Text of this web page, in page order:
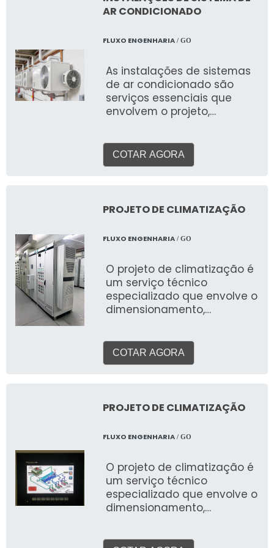
garantir condições ideais
equipamentos sensíveis, a
de ar condicionado são
cruciais para a eficiência,
saúde e produtividade.
AR CONDICIONADO
FLUXO ENGENHARIA/ GO
As instalações de sistemas
de ar condicionado são
serviços essenciais que
envolvem o projeto,
equipamentos e
infraestrutura para
nacional. O objetivo é
térmico, qualidade do ar
interior (QAI) e eficiência
às necessidades
específicas de cada local e
às rigorosas normas
técnicas e ambientais do
COTAR AGORA
PROJETO DE CLIMATIZAÇÃO
FLUXO ENGENHARIA/ GO
O projeto de climatização é
um serviço técnico
especializado que envolve o
dimensionamento,
para sistemas de
aquecimento, ventilação e
conforto térmico, a
qualidade do ar interior e a
eficiência energética do
ambiente, considerando
a legislação vigente.
COTAR AGORA
PROJETO DE CLIMATIZAÇÃO
FLUXO ENGENHARIA/ GO
O projeto de climatização é
um serviço técnico
especializado que envolve o
dimensionamento,